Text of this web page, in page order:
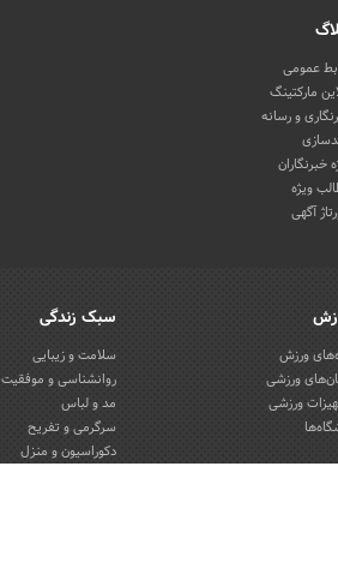
عمومی
مارکتینگ
و رسانه
خبرنگاران
ویژه
آگهی
ورزش
ورزشی
ورزشی
سبک زندگی
سلامت و زیبایی
روانشناسی و موفقیت
مد و لباس
سرگرمی و تفریح
دکوراسیون و منزل